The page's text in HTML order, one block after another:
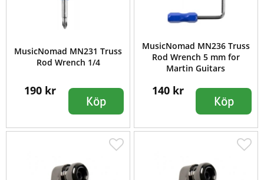
MusicNomad MN231 Truss
Rod Wrench 1/4
190 kr
Köp
MusicNomad MN236 Truss
Rod Wrench 5 mm for
Martin Guitars
140 kr
Köp